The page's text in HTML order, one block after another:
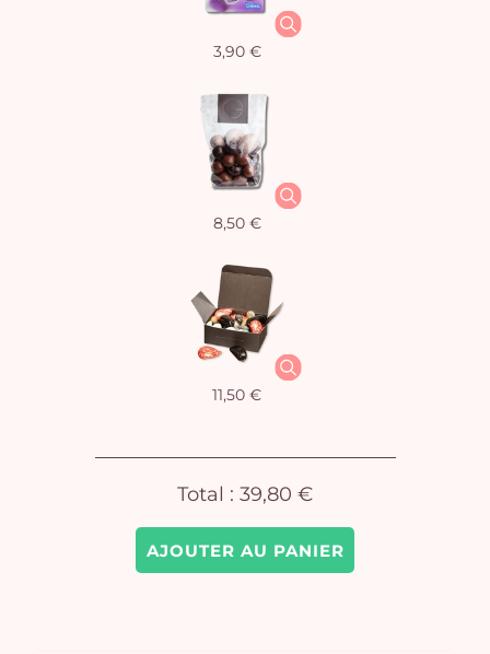
AJOUTER AU PANIER
3,90 €
8,50 €
11,50 €
Total : 39,80 €